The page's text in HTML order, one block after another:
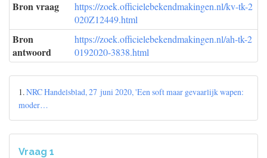
Bron vraag
https://zoek.officielebekendmakingen.nl/kv-tk-2
020Z12449.html
Bron
antwoord
https://zoek.officielebekendmakingen.nl/ah-tk-2
0192020-3838.html
1.NRC Handelsblad, 27 juni 2020, 'Een soft maar gevaarlijk wapen:
moder…
Vraag 1